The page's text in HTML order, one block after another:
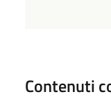
Contenuti